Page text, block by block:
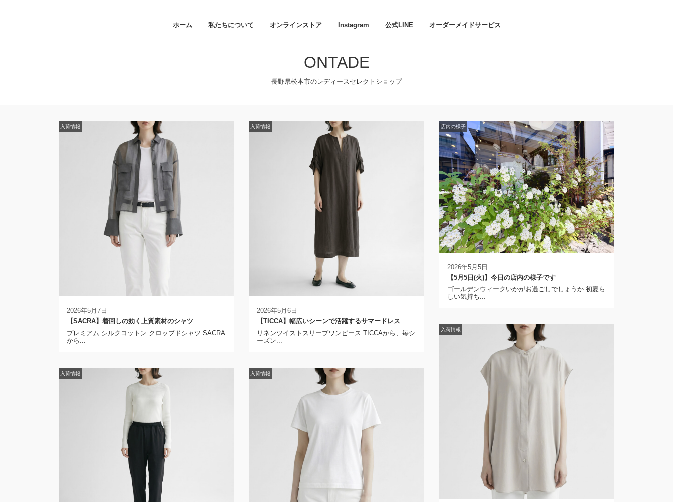
ホーム 私たちについて オンラインストア Instagram 公式LINE オーダーメイドサービス
ONTADE
長野県松本市のレディースセレクトショップ
2026年5月7日
入荷情報
【SACRA】着回しの効く上質素材のシャツ
プレミアム シルクコットン クロップドシャツ SACRA
から...
2026年5月6日
入荷情報
【TICCA】幅広いシーンで活躍するサマードレス
リネンツイストスリーブワンピース TICCAから、毎シ
ーズン...
2026年5月5日
店内の様子
【5月5日(火)】今日の店内の様子です
ゴールデンウィークいかがお過ごしでしょうか 初夏ら
しい気持ち...
入荷情報
入荷情報 入荷情報